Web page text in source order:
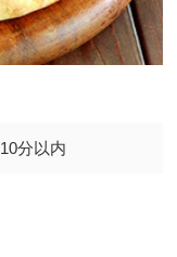
10分以内